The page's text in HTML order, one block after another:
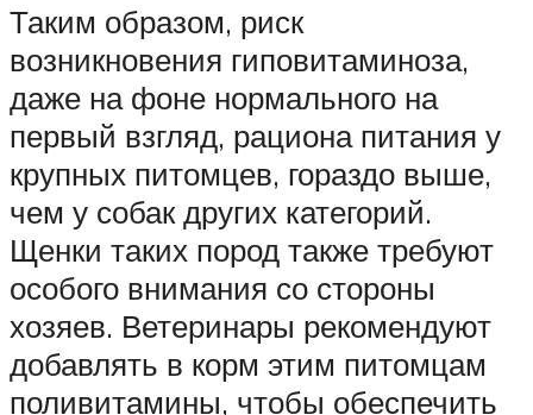
Таким образом, риск
возникновения гиповитаминоза,
даже на фоне нормального на
первый взгляд, рациона питания у
крупных питомцев, гораздо выше,
чем у собак других категорий.
Щенки таких пород также требуют
особого внимания со стороны
хозяев. Ветеринары рекомендуют
добавлять в корм этим питомцам
поливитамины, чтобы обеспечить